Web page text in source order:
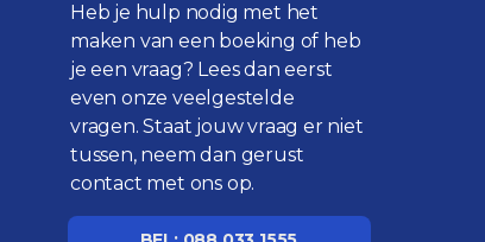
Heb je hulp nodig met het
maken van een boeking of heb
je een vraag? Lees dan eerst
even onzeveelgestelde
vragen. Staat jouw vraag er niet
tussen, neem dan gerust
contact met ons op.